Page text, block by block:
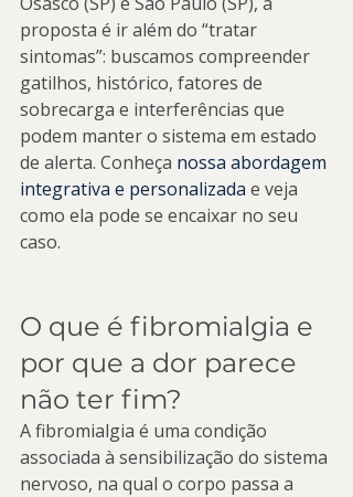
proposta é ir além do “tratar
sintomas”: buscamos compreender
gatilhos, histórico, fatores de
sobrecarga e interferências que
podem manter o sistema em estado
de alerta. Conheça nossa abordagem
integrativa e personalizada e veja
como ela pode se encaixar no seu
caso.
O que é fibromialgia e
por que a dor parece
não ter fim?
A fibromialgia é uma condição
associada à sensibilização do sistema
nervoso, na qual o corpo passa a